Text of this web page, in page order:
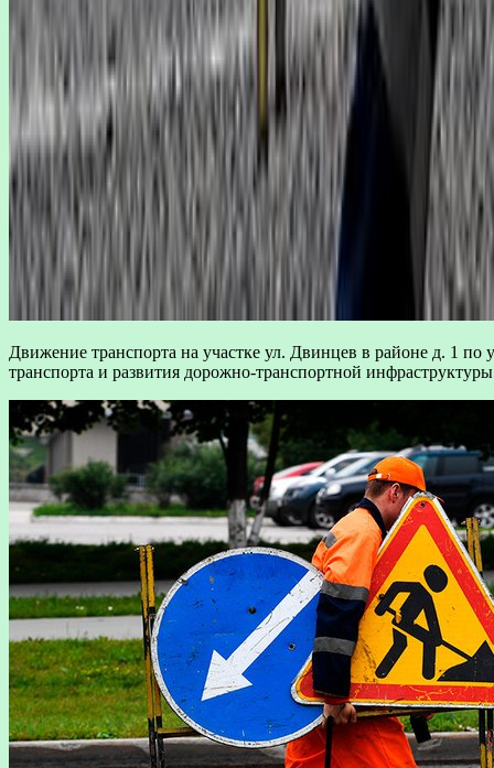
Движение транспорта на участке ул. Двинцев в районе д. 1 по
транспорта и развития дорожно-транспортной